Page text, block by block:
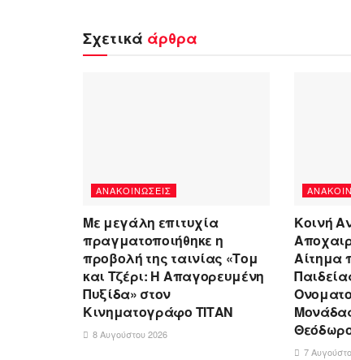
Σχετικά άρθρα
ΑΝΑΚΟΙΝΏΣΕΙΣ
Με μεγάλη επιτυχία
πραγματοποιήθηκε η
προβολή της ταινίας «Τομ
και Τζέρι: Η Απαγορευμένη
Πυξίδα» στον
Κινηματογράφο ΤΙΤΑΝ
8 Αυγούστου 2026
Κοινή
Αίτημα
7